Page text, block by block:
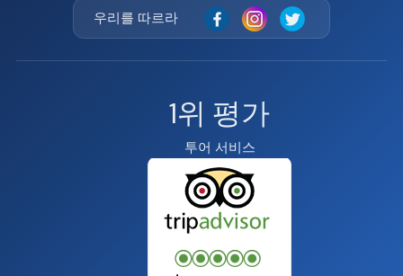
우리를 따르라
1위 평가
투어 서비스